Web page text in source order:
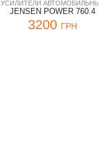
УСИЛИТЕЛИ
JENSEN POWER 760.4
3200 ГРН